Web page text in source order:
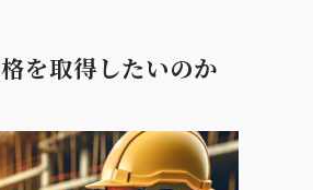
を取得したいのか